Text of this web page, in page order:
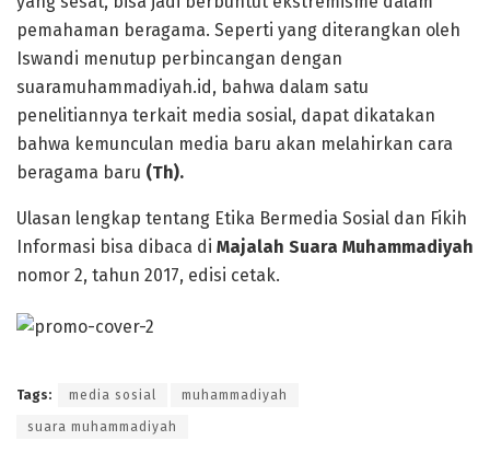
pemahaman beragama. Seperti yang diterangkan oleh
Iswandi menutup perbincangan dengan
suaramuhammadiyah.id, bahwa dalam satu
penelitiannya terkait media sosial, dapat dikatakan
bahwa kemunculan media baru akan melahirkan cara
beragama baru (Th).
Ulasan lengkap tentang Etika Bermedia Sosial dan Fikih
Informasi bisa dibaca di Majalah Suara Muhammadiyah
nomor 2, tahun 2017, edisi cetak.
Tags: media sosial muhammadiyah
suara muhammadiyah